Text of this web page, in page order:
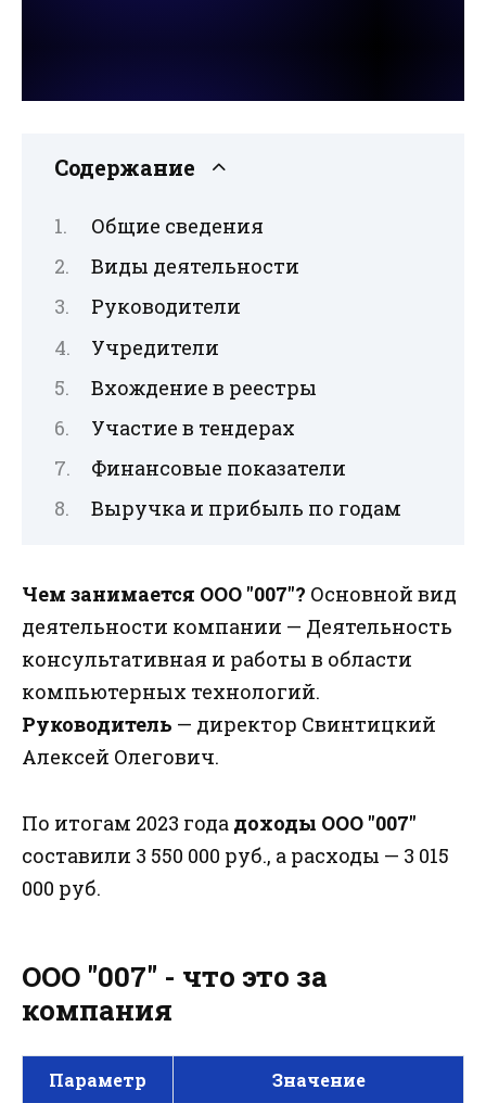
Содержание
Общие сведения
Виды деятельности
Руководители
Учредители
Вхождение в реестры
Участие в тендерах
Финансовые показатели
Выручка и прибыль по годам
Чем занимается ООО "007"? Основной вид
деятельности компании — Деятельность
консультативная и работы в области
компьютерных технологий.
Руководитель — директор Свинтицкий
Алексей Олегович.
По итогам 2023 года доходы ООО "007"
составили 3 550 000 руб., а расходы — 3 015
000 руб.
ООО "007" - что это за
компания
Параметр Значение